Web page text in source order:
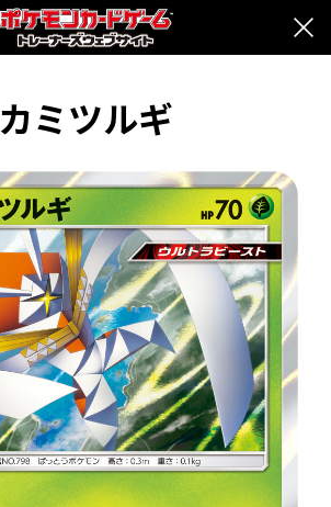
カミツルギ